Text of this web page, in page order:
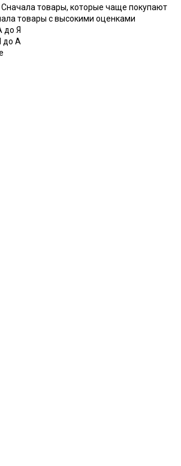
Сначала товары, которые чаще покупают
товары с высокими оценками
до Я
до А